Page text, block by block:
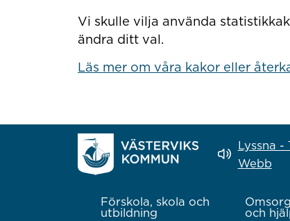
Vi skulle vilja använda
ändra ditt val.
Läs mer om våra kakor eller
Lyssna -
Webb
Förskola, skola och
utbildning
och